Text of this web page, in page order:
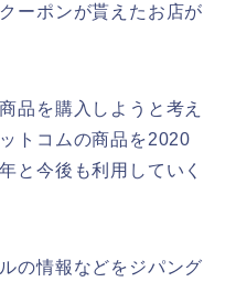
ーポンが貰えたお店が
品を購入しようと考え
トコムの商品を2020
と今後も利用していく
の情報などをジパング